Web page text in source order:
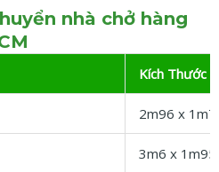
nhà chở hàng
Kích Thước
2m96 x
3m6 x